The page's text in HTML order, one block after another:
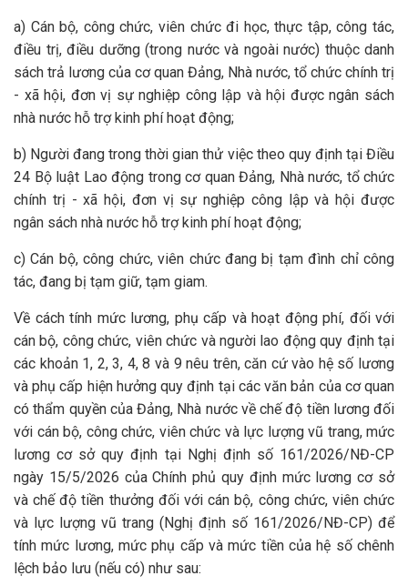
a) Cán bộ, công chức, viên chức đi học, thực tập, công tác,
điều trị, điều dưỡng (trong nước và ngoài nước) thuộc danh
sách trả lương của cơ quan Đảng, Nhà nước, tổ chức chính trị
- xã hội, đơn vị sự nghiệp công lập và hội được ngân sách
nhà nước hỗ trợ kinh phí hoạt động;
b) Người đang trong thời gian thử việc theo quy định tại Điều
24 Bộ luật Lao động trong cơ quan Đảng, Nhà nước, tổ chức
chính trị - xã hội, đơn vị sự nghiệp công lập và hội được
ngân sách nhà nước hỗ trợ kinh phí hoạt động;
c) Cán bộ, công chức, viên chức đang bị tạm đình chỉ công
tác, đang bị tạm giữ, tạm giam.
Về cách tính mức lương, phụ cấp và hoạt động phí, đối với
cán bộ, công chức, viên chức và người lao động quy định tại
các khoản 1, 2, 3, 4, 8 và 9 nêu trên, căn cứ vào hệ số lương
và phụ cấp hiện hưởng quy định tại các văn bản của cơ quan
có thẩm quyền của Đảng, Nhà nước về chế độ tiền lương đối
với cán bộ, công chức, viên chức và lực lượng vũ trang, mức
lương cơ sở quy định tại Nghị định số 161/2026/NĐ-CP
ngày 15/5/2026 của Chính phủ quy định mức lương cơ sở
và chế độ tiền thưởng đối với cán bộ, công chức, viên chức
và lực lượng vũ trang (Nghị định số 161/2026/NĐ-CP) để
tính mức lương, mức phụ cấp và mức tiền của hệ số chênh
lệch bảo lưu (nếu có) như sau: